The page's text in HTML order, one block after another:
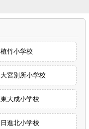
植竹小学校
大宮別所小学校
東大成小学校
日進北小学校